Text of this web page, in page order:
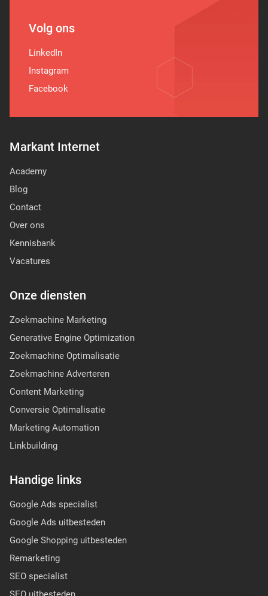
Markant Internet
Academy
Blog
Contact
Over ons
Kennisbank
Vacatures
Onze diensten
Zoekmachine Marketing
Generative Engine Optimization
Zoekmachine Optimalisatie
Zoekmachine Adverteren
Content Marketing
Conversie Optimalisatie
Marketing Automation
Linkbuilding
Handige links
Google Ads specialist
Google Ads uitbesteden
Google Shopping uitbesteden
Remarketing
SEO specialist
Volg ons
LinkedIn
Instagram
Facebook